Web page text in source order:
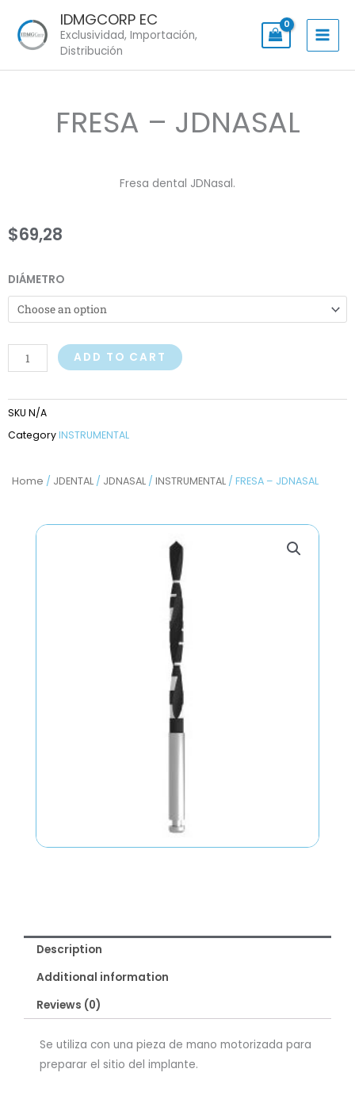
content
IDMGCORP EC
Exclusividad, Importación,
Distribución
Home / JDENTAL / JDNASAL / INSTRUMENTAL / FRESA – JDNASAL
FRESA – JDNASAL
Fresa dental JDNasal.
$69,28
DIÁMETRO
FRESA
-
JDNASAL
ADD TO CART
SKU N/A
Category INSTRUMENTAL
Description
Additional information
Reviews (0)
Se utiliza con una pieza de mano motorizada para
preparar el sitio del implante.